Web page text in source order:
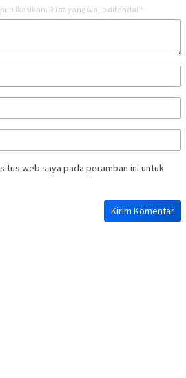
Ruas yang wajib ditandai *
web saya pada peramban ini untuk